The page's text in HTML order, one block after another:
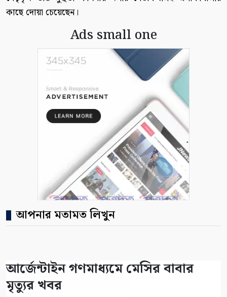
কাছে দোয়া চেয়েছেন।
Ads small one
আপনার মতামত লিখুন
আর্জেন্টাইন গণমাধ্যমে মেসির বাবার
মৃত্যুর খবর